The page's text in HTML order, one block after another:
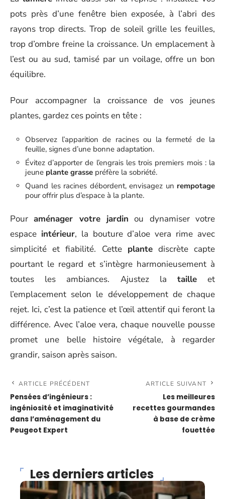
pots près d’une fenêtre bien exposée, à l’abri des
rayons trop directs. Trop de soleil grille les feuilles,
trop d’ombre freine la croissance. Un emplacement à
l’est ou au sud, tamisé par un voilage, offre un bon
équilibre.
Pour accompagner la croissance de vos jeunes
plantes, gardez ces points en tête :
Observez l’apparition de racines ou la fermeté de la
feuille, signes d’une bonne adaptation.
Évitez d’apporter de l’engrais les trois premiers mois : la
jeune plante grasse préfère la sobriété.
Quand les racines débordent, envisagez un rempotage
pour offrir plus d’espace à la plante.
Pouraménager votre jardin ou dynamiser votre
espace intérieur, la bouture d’aloe vera rime avec
simplicité et fiabilité. Cette plantediscrète capte
pourtant le regard et s’intègre harmonieusement à
toutes les ambiances. Ajustez la tailleet
l’emplacement selon le développement de chaque
rejet. Ici, c’est la patience et l’œil attentif qui feront la
différence. Avec l’aloe vera, chaque nouvelle pousse
promet une belle histoire végétale, à regarder
grandir, saison après saison.
ARTICLE PRÉCÉDENT
Pensées d’ingénieurs :
ingéniosité et imaginativité
dans l’aménagement du
Peugeot Expert
ARTICLE SUIVANT
Les meilleures
recettes gourmandes
à base de crème
fouettée
Les derniers articles